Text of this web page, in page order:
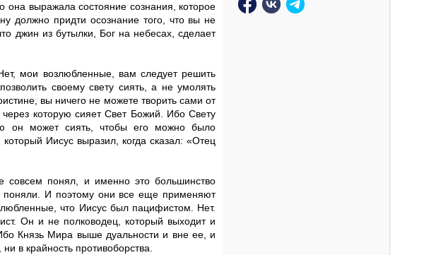
она выражала состояние сознания, которое
должно придти осознание того, что вы не
джин из бутылки, Бог на небесах, сделает
мои возлюбленные, вам следует решить
своему свету сиять, а не умолять
вы ничего не можете творить сами от
которую сияет Свет Божий. Ибо Свету
он может сиять, чтобы его можно было
Иисус выразил, когда сказал: «Отец
понял, и именно это большинство
поняли. И поэтому они все еще применяют
что Иисус был пацифистом. Нет.
Он и не полководец, который выходит и
Князь Мира выше дуальности и вне ее, и
в крайность противоборства.